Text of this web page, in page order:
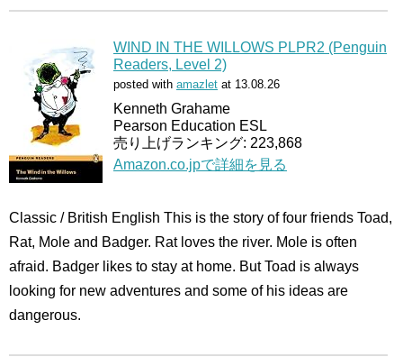
WIND IN THE WILLOWS PLPR2 (Penguin
Readers, Level 2)
posted with amazlet at 13.08.26
Kenneth Grahame
Pearson Education ESL
売り上げランキング: 223,868
Amazon.co.jpで詳細を見る
Classic / British English This is the story of four friends Toad,
Rat, Mole and Badger. Rat loves the river. Mole is often
afraid. Badger likes to stay at home. But Toad is always
looking for new adventures and some of his ideas are
dangerous.